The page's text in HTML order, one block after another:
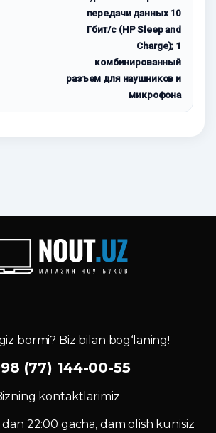
передачи данных 10
Гбит/с (HP Sleep and
Charge); 1
комбинированный
разъем для наушников и
микрофона
bormi? Biz bilan bog‘laning!
(77) 144-00-55
kontaktlarimiz
dan 22:00 gacha, dam olish kunisiz